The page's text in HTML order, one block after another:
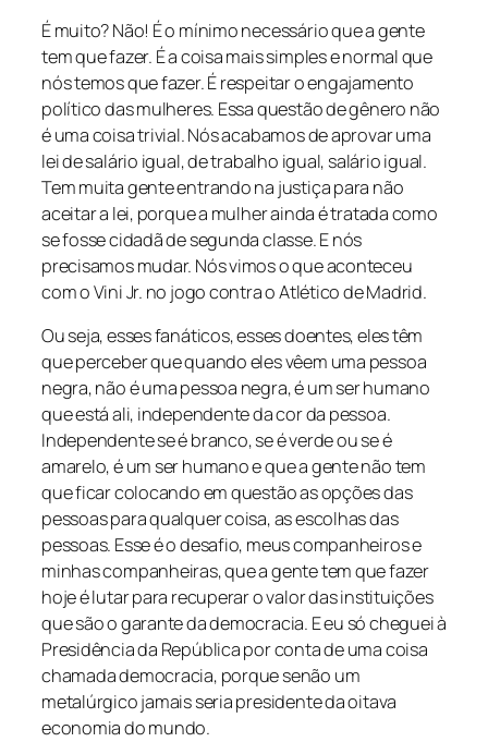
É muito? Não! É o mínimo necessário que a gente
tem que fazer. É a coisa mais simples e normal que
nós temos que fazer. É respeitar o engajamento
político das mulheres. Essa questão de gênero não
é uma coisa trivial. Nós acabamos de aprovar uma
lei de salário igual, de trabalho igual, salário igual.
Tem muita gente entrando na justiça para não
aceitar a lei, porque a mulher ainda é tratada como
se fosse cidadã de segunda classe. E nós
precisamos mudar. Nós vimos o que aconteceu
com o Vini Jr. no jogo contra o Atlético de Madrid.
Ou seja, esses fanáticos, esses doentes, eles têm
que perceber que quando eles vêem uma pessoa
negra, não é uma pessoa negra, é um ser humano
que está ali, independente da cor da pessoa.
Independente se é branco, se é verde ou se é
amarelo, é um ser humano e que a gente não tem
que ficar colocando em questão as opções das
pessoas para qualquer coisa, as escolhas das
pessoas. Esse é o desafio, meus companheiros e
minhas companheiras, que a gente tem que fazer
hoje é lutar para recuperar o valor das instituições
que são o garante da democracia. E eu só cheguei à
Presidência da República por conta de uma coisa
chamada democracia, porque senão um
metalúrgico jamais seria presidente da oitava
economia do mundo.